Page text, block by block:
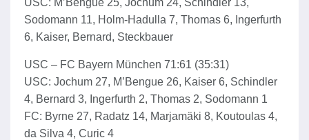
Sodomann 11, Holm-Hadulla 7, Thomas 6, Ingerfurth
6, Kaiser, Bernard, Steckbauer
USC – FC Bayern München 71:61 (35:31)
USC: Jochum 27, M’Bengue 26, Kaiser 6, Schindler
4, Bernard 3, Ingerfurth 2, Thomas 2, Sodomann 1
FC: Byrne 27, Radatz 14, Marjamäki 8, Koutoulas 4,
da Silva 4, Curic 4